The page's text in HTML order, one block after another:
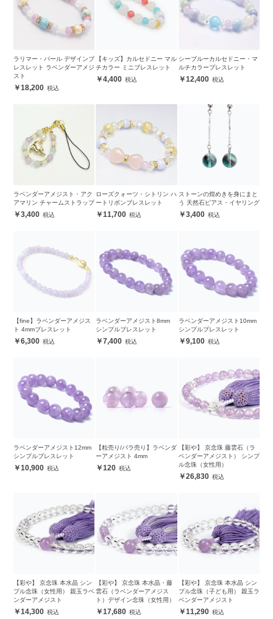
ラリマー・パール デザインブ
レスレット ラベンダーアメジ
スト
18,200
【キッズ】カルセドニー マル
チカラー ミニブレスレット
4,400
シーブルーカルセドニー・マ
ルチカラーブレスレット
12,400
ラベンダーアメジスト・アク
アマリン チャームストラップ
3,400
ローズクォーツ・シトリン ハ
ートリボンブレスレット
11,700
ストーンの煌めきを身にまと
う 天然石ピアス・イヤリング
3,400
【fine】ラベンダーアメジス
ト 4mmブレスレット
6,300
ラベンダーアメジスト8mm
シンプルブレスレット
7,400
ラベンダーアメジスト10mm
シンプルブレスレット
9,100
ラベンダーアメジスト12mm
シンプルブレスレット
10,900
【粒売り/バラ売り】ラベンダ
ーアメジスト 4mm
120
【彩や】 京念珠 藤雲石（ラ
ベンダーアメジスト） シンプ
ル念珠（女性用）
26,830
【彩や】 京念珠 本水晶 シン
プル念珠（女性用） 親玉ラベ
ンダーアメジスト
14,300
【彩や】 京念珠 本水晶・藤
雲石（ラベンダーアメジス
ト）デザイン念珠（女性用）
17,680
【彩や】 京念珠 本水晶 シン
プル念珠（子ども用） 親玉ラ
ベンダーアメジスト
11,290